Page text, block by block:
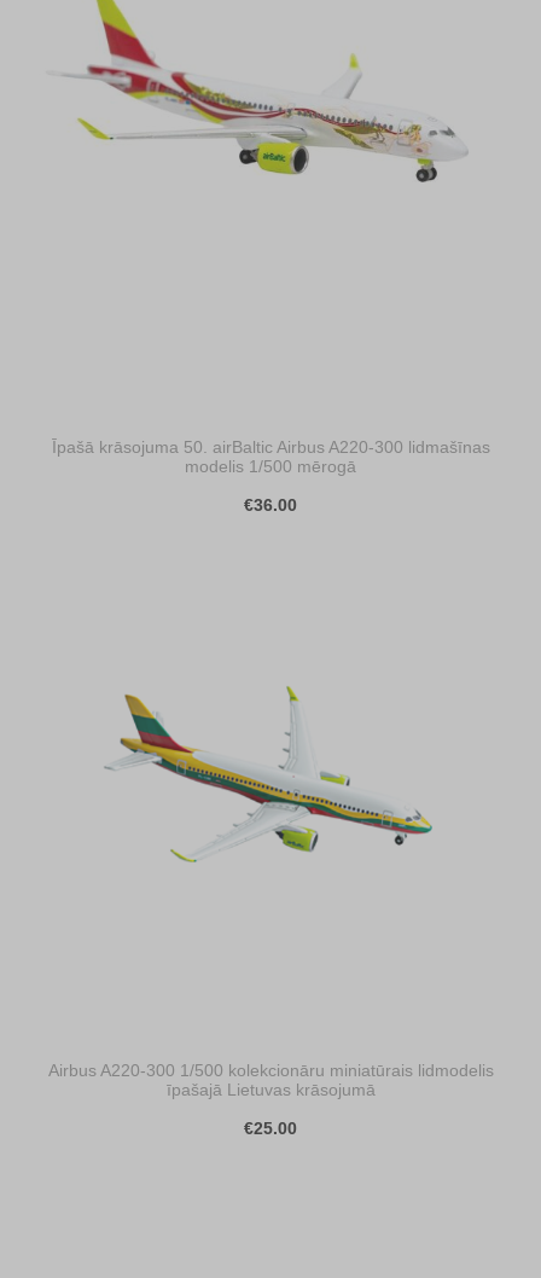
Īpašā krāsojuma 50. airBaltic Airbus A220-300 lidmašīnas
modelis 1/500 mērogā
€36.00
Airbus A220-300 1/500 kolekcionāru miniatūrais lidmodelis
īpašajā Lietuvas krāsojumā
€25.00